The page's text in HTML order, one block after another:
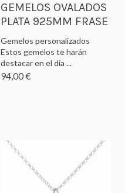
GEMELOS OVALADOS
PLATA 925MM FRASE
Gemelos personalizados
Estos gemelos te harán
destacar en el día ...
94,00 €